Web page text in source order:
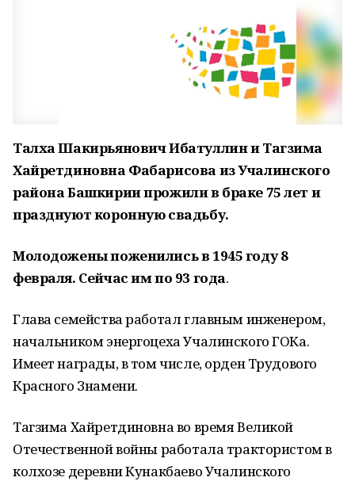
Талха Шакирьянович Ибатуллин и Тагзима
Хайретдиновна Фабарисова из Учалинского
района Башкирии прожили в браке 75 лет и
празднуют коронную свадьбу.
Молодожены поженились в 1945 году 8
февраля. Сейчас им по 93 года.
Глава семейства работал главным инженером,
начальником энергоцеха Учалинского ГОКа.
Имеет награды, в том числе, орден Трудового
Красного Знамени.
Тагзима Хайретдиновна во время Великой
Отечественной войны работала трактористом в
колхозе деревни Кунакбаево Учалинского